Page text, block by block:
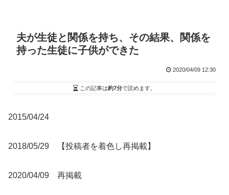
夫が生徒と関係を持ち、その結果、関係を
持った生徒に子供ができた
2020/04/09 12:30
この記事は約7分で読めます。
2015/04/24
2018/05/29 【投稿者を着色し再掲載】
2020/04/09 再掲載